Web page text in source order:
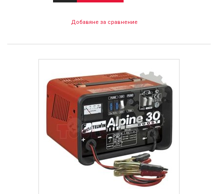
Добавяне за сравнение